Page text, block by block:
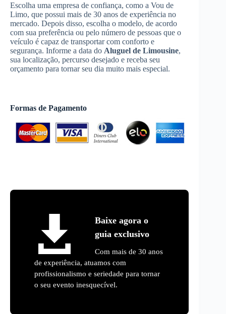
Escolha uma empresa de confiança, como a Vou de
Limo, que possui mais de 30 anos de experiência no
mercado. Depois disso, escolha o modelo, de acordo
com sua preferência ou pelo número de pessoas que o
veículo é capaz de transportar com conforto e
segurança. Informe a data do Aluguel de Limousine,
sua localização, percurso desejado e receba seu
orçamento para tornar seu dia muito mais especial.
Formas de Pagamento
Baixe agora o
guia exclusivo
Com mais de 30 anos
de experiência, atuamos com
profissionalismo e seriedade para tornar
o seu evento inesquecível.